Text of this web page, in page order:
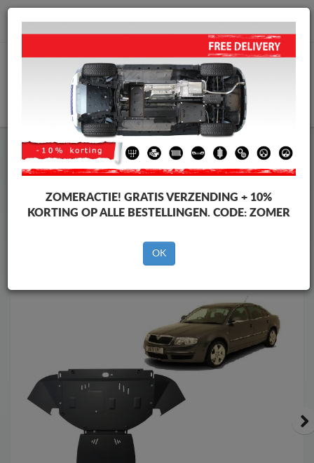
info@motorbeschermplaat.com
WINKELWAGEN
Motor Beschermplaat Motor Beschermplaat Skoda
Motor Beschermplaat
Merken
Terug naar de catalogus
ZOMERACTIE! GRATIS VERZENDING + 10%
KORTING OP ALLE BESTELLINGEN. CODE: ZOMER
OK